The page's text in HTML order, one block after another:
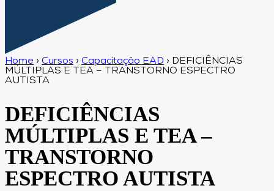
Home › Cursos › Capacitação EAD › DEFICIÊNCIAS
MÚLTIPLAS E TEA – TRANSTORNO ESPECTRO
AUTISTA
DEFICIÊNCIAS
MÚLTIPLAS E TEA –
TRANSTORNO
ESPECTRO AUTISTA